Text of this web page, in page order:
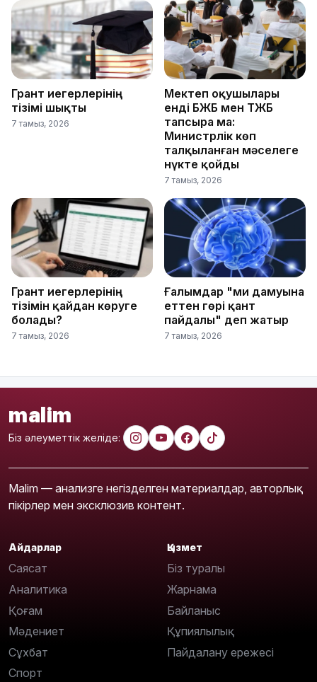
Грант иегерлерінің
тізімі шықты
7 тамыз, 2026
Мектеп оқушылары
енді БЖБ мен ТЖБ
тапсыра ма:
Министрлік көп
талқыланған мәселеге
нүкте қойды
7 тамыз, 2026
Грант иегерлерінің
тізімін қайдан көруге
болады?
7 тамыз, 2026
Ғалымдар "ми дамуына
еттен гөрі қант
пайдалы" деп жатыр
7 тамыз, 2026
malim
Біз әлеуметтік желіде:
Malim — анализге негізделген материалдар, авторлық
пікірлер мен эксклюзив контент.
Айдарлар
Саясат
Аналитика
Қоғам
Мәдениет
Сұхбат
Спорт
Қызмет
Біз туралы
Жарнама
Байланыс
Құпиялылық
Пайдалану ережесі